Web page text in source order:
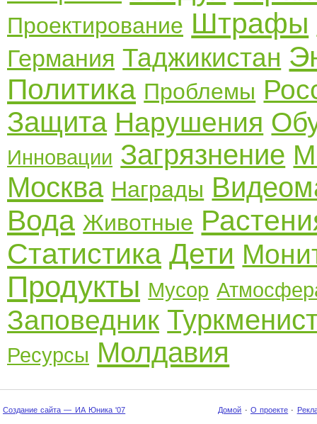
Проектирование Штрафы
Германия Таджикистан
Политика Проблемы
Защита Нарушения
Инновации Загрязнение
Москва Награды
Вода Животные
Статистика Дети
Продукты Мусор
Заповедник
Ресурсы Молдавия
Создание сайта — ИА Юника '07 Домой · О проекте ·